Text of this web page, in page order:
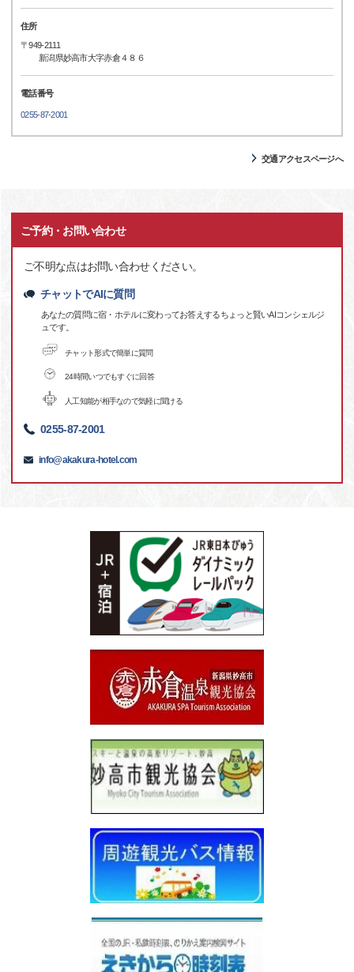
住所
〒949-2111
新潟県妙高市大字赤倉４８６
電話番号
0255-87-2001
交通アクセスページへ
ご予約・お問い合わせ
ご不明な点はお問い合わせください。
チャットでAIに質問
あなたの質問に宿・ホテルに変わってお答えするちょっと賢いAIコンシェルジ
ュです。
チャット形式で簡単に質問
24時間いつでもすぐに回答
人工知能が相手なので気軽に聞ける
0255-87-2001
info@akakura-hotel.com